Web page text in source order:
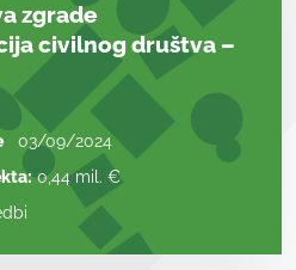
zgrade
civilnog društva –
03/09/2024
0,44 mil. €